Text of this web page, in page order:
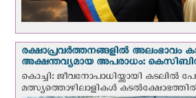
രക്ഷാപ്രവര്‍ത്തനങ്ങളില്‍ അലംഭാവം
അക്ഷന്തവ്യമായ അപരാധം:
കൊച്ചി: ജീവനോപാധിയ്ക്കായി കടലില്‍
മത്സ്യത്തൊഴിലാളികള്‍